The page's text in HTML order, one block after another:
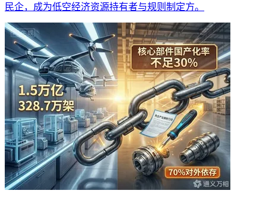
民企，成为低空经济资源持有者与规则制定方。